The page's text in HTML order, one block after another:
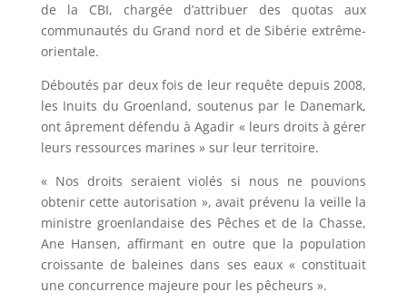
de la CBI, chargée d’attribuer des quotas aux
communautés du Grand nord et de Sibérie extrême-
orientale.
Déboutés par deux fois de leur requête depuis 2008,
les Inuits du Groenland, soutenus par le Danemark,
ont âprement défendu à Agadir « leurs droits à gérer
leurs ressources marines » sur leur territoire.
« Nos droits seraient violés si nous ne pouvions
obtenir cette autorisation », avait prévenu la veille la
ministre groenlandaise des Pêches et de la Chasse,
Ane Hansen, affirmant en outre que la population
croissante de baleines dans ses eaux « constituait
une concurrence majeure pour les pêcheurs ».